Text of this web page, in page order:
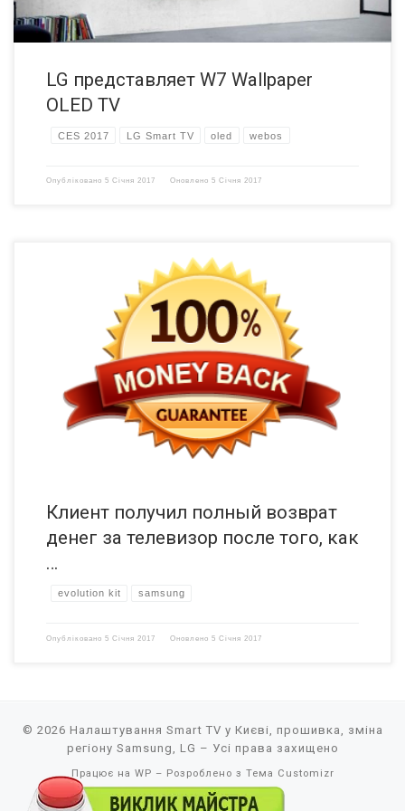
LG представляет W7 Wallpaper
OLED TV
CES 2017 LG Smart TV oled webos
Опубліковано 5 Січня 2017 Оновлено 5 Січня 2017
В 2012 году Samsung представила “Evolution Kit” на своих
телевизорах Smart TV и пообещала выпускать обновление каждый
год вплоть до 2016. Но этого не произошло. и один расстроенный
клиент решил отсудить у Samsung компенсацию. И он выиграл. Он
получил полный возврат денег за модель Samsung Smart TV 2013
года. Разбитые обещания от Samsung […]
Клиент получил полный возврат
денег за телевизор после того, как
…
evolution kit samsung
Опубліковано 5 Січня 2017 Оновлено 5 Січня 2017
© 2026 Налаштування Smart TV у Києві, прошивка, зміна
регіону Samsung, LG – Усі права захищено
Працює на WP – Розроблено з Тема Customizr